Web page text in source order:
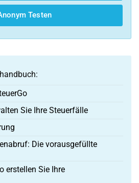
Testen
Sie Ihre Steuerfälle
Die vorausgefüllte
erstellen Sie Ihre